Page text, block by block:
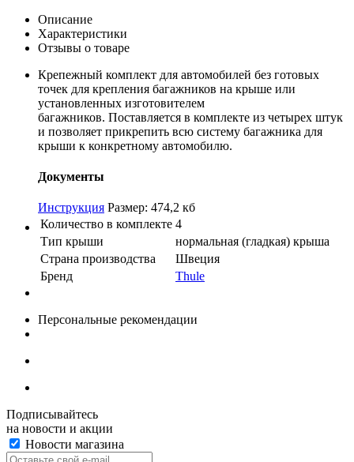
Описание
Характеристики
Отзывы о товаре
Крепежный комплект для автомобилей без готовых
точек для крепления багажников на крыше или
установленных изготовителем
багажников. Поставляется в комплекте из четырех штук
и позволяет прикрепить всю систему багажника для
крыши к конкретному автомобилю.
Документы
Инструкция Размер: 474,2 кб
Количество в комплекте 4
Тип крыши
нормальная (гладкая) крыша
Страна производства
Швеция
Бренд
Thule
Персональные рекомендации
Подписывайтесь
на новости и акции
Новости магазина